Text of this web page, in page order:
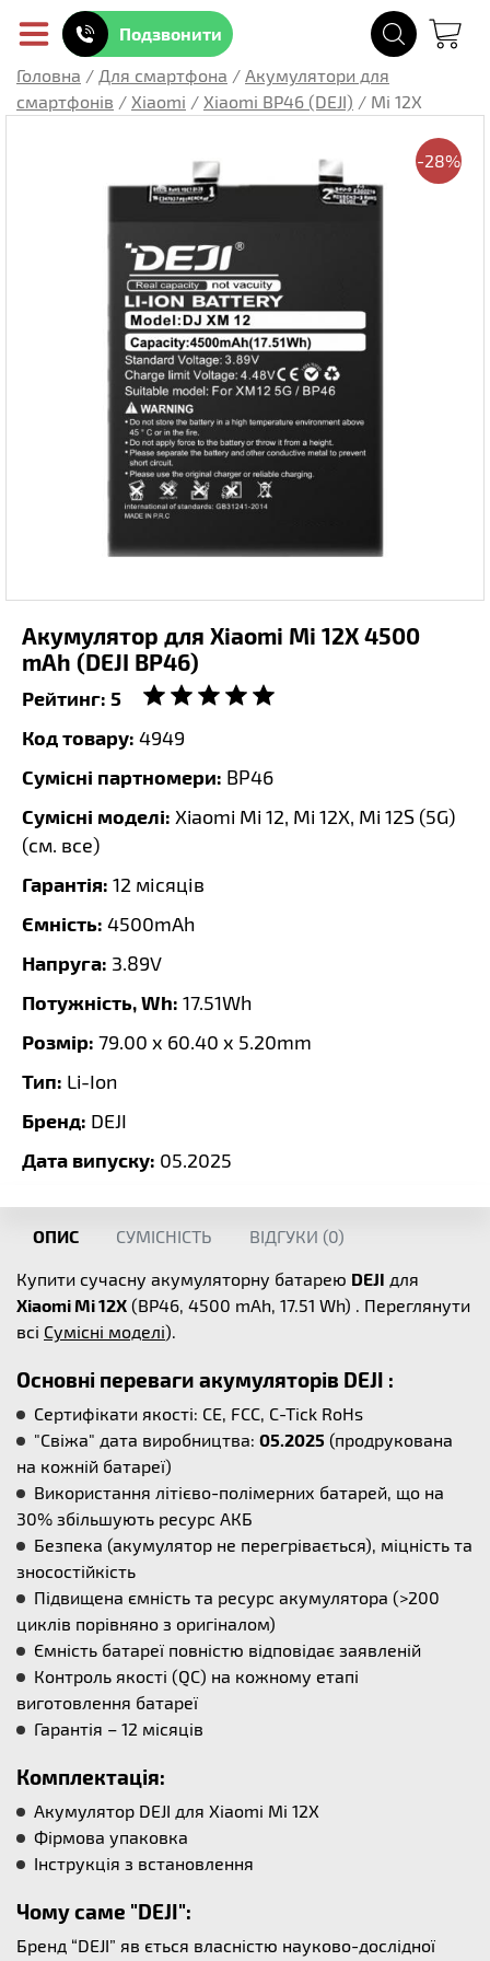
Подзвонити
Головна / Для смартфона / Акумулятори для
смартфонів / Xiaomi / Xiaomi BP46 (DEJI) / Mi 12X
-28%
Акумулятор для Xiaomi Mi 12X 4500
mAh (DEJI BP46)
Рейтинг: 5
Код товару: 4949
Сумісні партномери: BP46
Сумісні моделі: Xiaomi Mi 12, Mi 12X, Mi 12S (5G)
(см. все)
Гарантія: 12 місяців
Ємність: 4500mAh
Напруга: 3.89V
Потужність, Wh: 17.51Wh
Розмір: 79.00 x 60.40 x 5.20mm
Тип: Li-Ion
Бренд: DEJI
Дата випуску: 05.2025
ОПИС СУМІСНІСТЬ ВІДГУКИ (0)
Купити сучасну акумуляторну батарею DEJI для
Xiaomi Mi 12X (BP46, 4500 mAh, 17.51 Wh) . Переглянути
всі Сумісні моделі).
Основні переваги акумуляторів DEJI :
Сертифікати якості: CE, FCC, C-Tick RoHs
"Свіжа" дата виробництва: 05.2025 (продрукована
на кожній батареї)
Використання літієво-полімерних батарей, що на
30% збільшують ресурс АКБ
Безпека (акумулятор не перегрівається), міцність та
зносостійкість
Підвищена ємність та ресурс акумулятора (>200
циклів порівняно з оригіналом)
Ємність батареї повністю відповідає заявленій
Контроль якості (QC) на кожному етапі
виготовлення батареї
Гарантія – 12 місяців
Комплектація:
Акумулятор DEJI для Xiaomi Mi 12X
Фірмова упаковка
Інструкція з встановлення
Чому саме "DEJI":
Бренд “DEJI” яв ється власністю науково-дослідної